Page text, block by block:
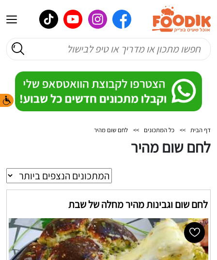
דף הבית >> כל המתכונים >> לחם שום מהיר
לחם שום מהיר
לחם שום וגבינות מהיר מחלה של שבת